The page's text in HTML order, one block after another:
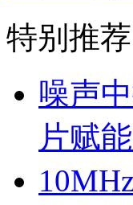
特别推荐
噪声
片赋